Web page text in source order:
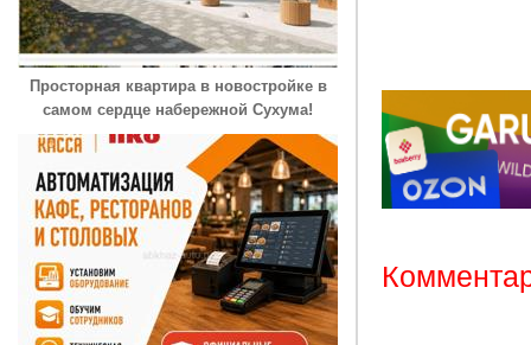
Просторная квартира в новостройке в
самом сердце набережной Сухума!